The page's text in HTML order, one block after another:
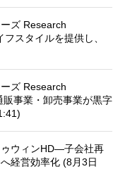
ズ Research
スタイルを提供し、
ズ Research
事業・卸売事業が黒字
ウィンHD—子会社再
経営効率化 (8月3日